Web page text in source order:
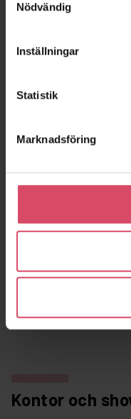
Nödvändig
Inställningar
Statistik
Marknadsföring
Kv Välbehaget
Kontor och